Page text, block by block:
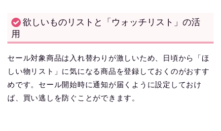
欲しいものリストと「ウォッチリスト」の活
用
セール対象商品は入れ替わりが激しいため、日頃から「ほ
しい物リスト」に気になる商品を登録しておくのがおすす
めです。セール開始時に通知が届くように設定しておけ
ば、買い逃しを防ぐことができます。